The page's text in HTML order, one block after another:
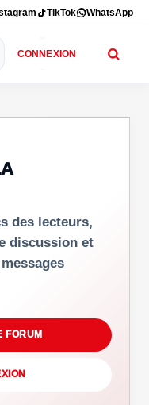
TikTok WhatsApp
CONNEXION
des lecteurs,
discussion et
FORUM